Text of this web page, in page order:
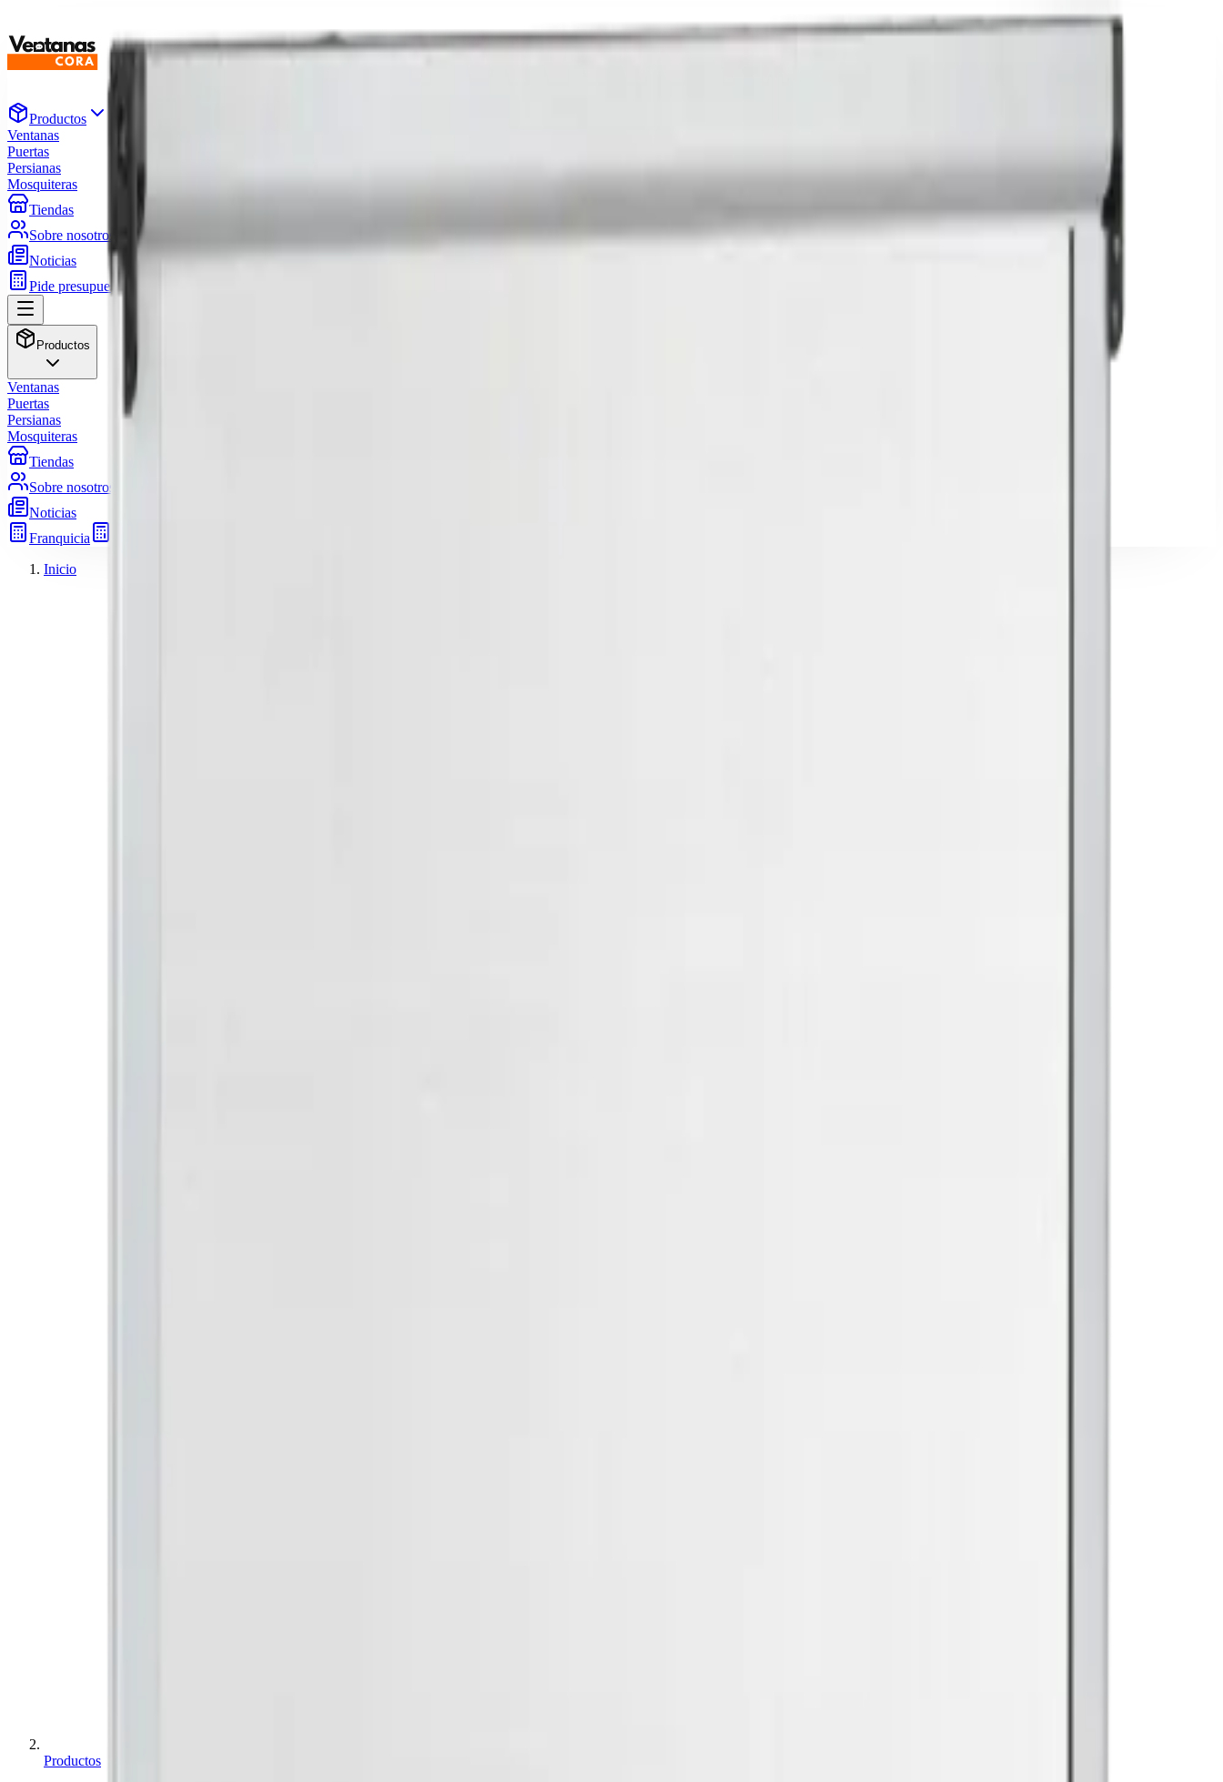
Productos
Ventanas
Puertas
Persianas
Mosquiteras
Tiendas
Sobre nosotros
Noticias
Pide presupuesto
Productos
Ventanas
Puertas
Persianas
Mosquiteras
Tiendas
Sobre nosotros
Noticias
Franquicia
Inicio
Productos